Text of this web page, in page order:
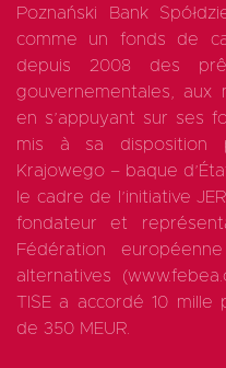
Poznański Bank
comme un fonds de
depuis 2008 des
gouvernementales, aux
en s’appuyant sur ses
mis à sa disposition
Krajowego – baque
le cadre de l’initiative
fondateur et
Fédération
alternatives
TISE a accordé 10
de 350 MEUR.